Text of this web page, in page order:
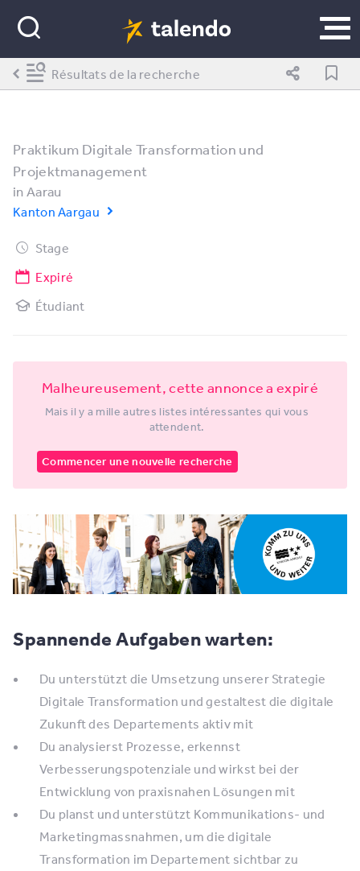
Praktikum Digitale Transformation und
Projektmanagement
in Aarau
Kanton Aargau
Stage
Expiré
Étudiant
Malheureusement, cette annonce a expiré
Mais il y a mille autres listes intéressantes qui vous
attendent.
Commencer une nouvelle recherche
Spannende Aufgaben warten:
Du unterstützt die Umsetzung unserer Strategie
Digitale Transformation und gestaltest die digitale
Zukunft des Departements aktiv mit
Du analysierst Prozesse, erkennst
Verbesserungspotenziale und wirkst bei der
Entwicklung von praxisnahen Lösungen mit
Du planst und unterstützt Kommunikations- und
Marketingmassnahmen, um die digitale
Transformation im Departement sichtbar zu
Résultats de la recherche